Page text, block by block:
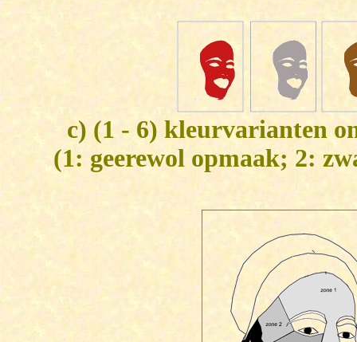
c) (1 - 6) kleurvarianten
(1: geerewol opmaak; 2: